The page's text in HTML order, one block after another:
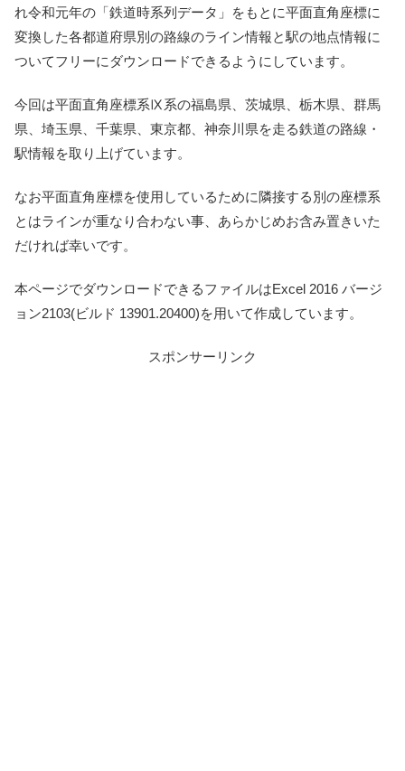
れ令和元年の「鉄道時系列データ」をもとに平面直角座標に
変換した各都道府県別の路線のライン情報と駅の地点情報に
ついてフリーにダウンロードできるようにしています。
今回は平面直角座標系Ⅸ系の福島県、茨城県、栃木県、群馬
県、埼玉県、千葉県、東京都、神奈川県を走る鉄道の路線・
駅情報を取り上げています。
なお平面直角座標を使用しているために隣接する別の座標系
とはラインが重なり合わない事、あらかじめお含み置きいた
だければ幸いです。
本ページでダウンロードできるファイルはExcel 2016 バージ
ョン2103(ビルド 13901.20400)を用いて作成しています。
スポンサーリンク